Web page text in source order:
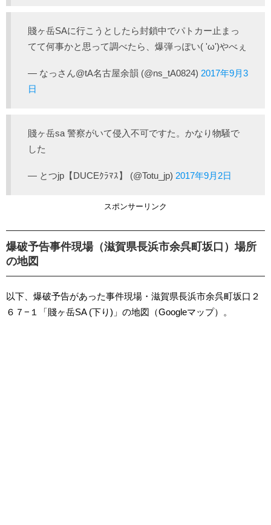
賤ヶ岳SAに行こうとしたら封鎖中でパトカー止まっ
てて何事かと思って調べたら、爆弾っぽい( 'ω')やべぇ
— なっさん@tA名古屋余韻 (@ns_tA0824) 2017年9月3
日
賤ヶ岳sa 警察がいて侵入不可ですた。かなり物騒で
した
— とつjp【DUCEｸﾗﾏｽ】 (@Totu_jp) 2017年9月2日
スポンサーリンク
爆破予告事件現場（滋賀県長浜市余呉町坂口）場所
の地図
以下、爆破予告があった事件現場・滋賀県長浜市余呉町坂口２
６７−１「賤ヶ岳SA (下り)」の地図（Googleマップ）。